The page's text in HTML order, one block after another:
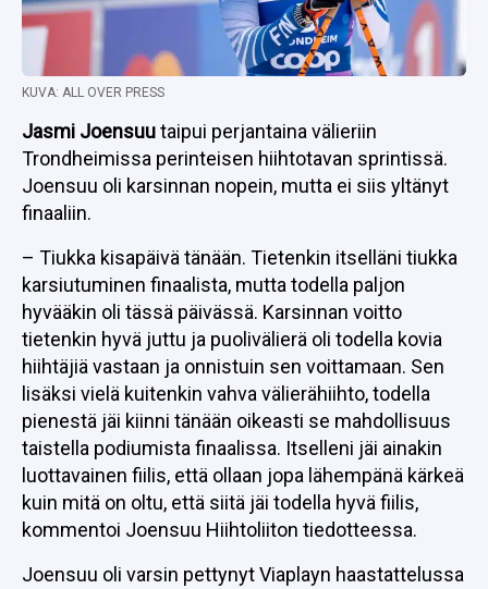
KUVA: ALL OVER PRESS
Jasmi Joensuutaipui perjantaina välieriin
Trondheimissa perinteisen hiihtotavan sprintissä.
Joensuu oli karsinnan nopein, mutta ei siis yltänyt
finaaliin.
– Tiukka kisapäivä tänään. Tietenkin itselläni tiukka
karsiutuminen finaalista, mutta todella paljon
hyvääkin oli tässä päivässä. Karsinnan voitto
tietenkin hyvä juttu ja puolivälierä oli todella kovia
hiihtäjiä vastaan ja onnistuin sen voittamaan. Sen
lisäksi vielä kuitenkin vahva välierähiihto, todella
pienestä jäi kiinni tänään oikeasti se mahdollisuus
taistella podiumista finaalissa. Itselleni jäi ainakin
luottavainen fiilis, että ollaan jopa lähempänä kärkeä
kuin mitä on oltu, että siitä jäi todella hyvä fiilis,
kommentoi Joensuu Hiihtoliiton tiedotteessa.
Joensuu oli varsin pettynyt Viaplayn haastattelussa